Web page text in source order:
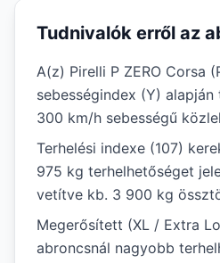
Tudnivalók erről az
A(z) Pirelli P ZERO Corsa
sebességindex (Y)
300 km/h sebességű
Terhelési indexe (107)
975 kg terhelhetőséget
vetítve kb. 3 900 kg
Megerősített (XL / Extra
abroncsnál nagyobb